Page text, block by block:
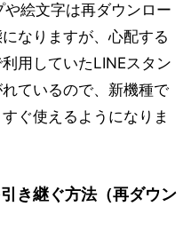
絵文字は再ダウンロー
なりますが、心配する
用していたLINEスタン
ているので、新機種で
ぐ使えるようになりま
き継ぐ方法（再ダウン